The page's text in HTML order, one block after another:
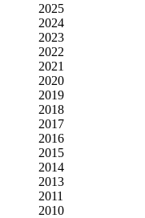
2025
2024
2023
2022
2021
2020
2019
2018
2017
2016
2015
2014
2013
2011
2010